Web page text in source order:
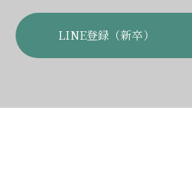
LINE登録（新卒）